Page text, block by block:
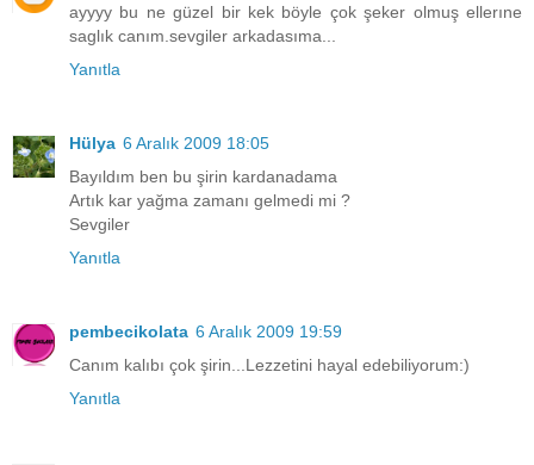
ayyyy bu ne güzel bir kek böyle çok şeker olmuş ellerıne
saglık canım.sevgiler arkadasıma...
Yanıtla
Hülya 6 Aralık 2009 18:05
Bayıldım ben bu şirin kardanadama
Artık kar yağma zamanı gelmedi mi ?
Sevgiler
Yanıtla
pembecikolata 6 Aralık 2009 19:59
Canım kalıbı çok şirin...Lezzetini hayal edebiliyorum:)
Yanıtla